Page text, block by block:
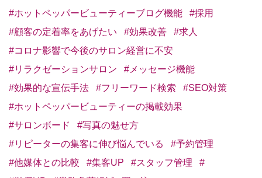
#ホットペッパービューティーブログ機能
#採用
#顧客の定着率をあげたい
#効果改善
#求人
#コロナ影響で今後のサロン経営に不安
#リラクゼーションサロン
#メッセージ機能
#効果的な宣伝手法
#フリーワード検索
#SEO対策
#ホットペッパービューティーの掲載効果
#サロンボード
#写真の魅せ方
#リピーターの集客に伸び悩んでいる
#予約管理
#他媒体との比較
#集客UP #スタッフ管理
#